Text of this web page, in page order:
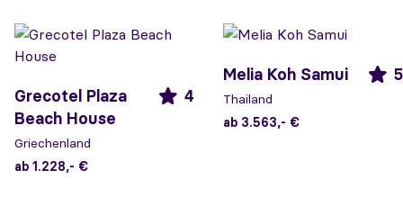
Grecotel Plaza
Beach House
4
Griechenland
ab 1.228,- €
Melia Koh Samui 5
Thailand
ab 3.563,- €